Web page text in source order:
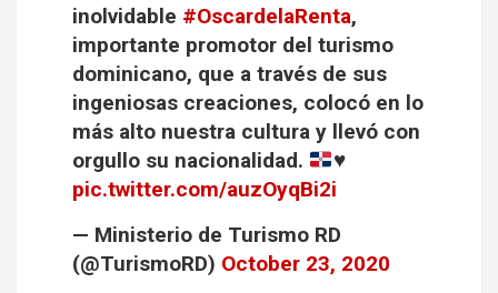
inolvidable #OscardelaRenta,
importante promotor del turismo
dominicano, que a través de sus
ingeniosas creaciones, colocó en lo
más alto nuestra cultura y llevó con
orgullo su nacionalidad.
♥️
pic.twitter.com/auzOyqBi2i
— Ministerio de Turismo RD
(@TurismoRD) October 23, 2020